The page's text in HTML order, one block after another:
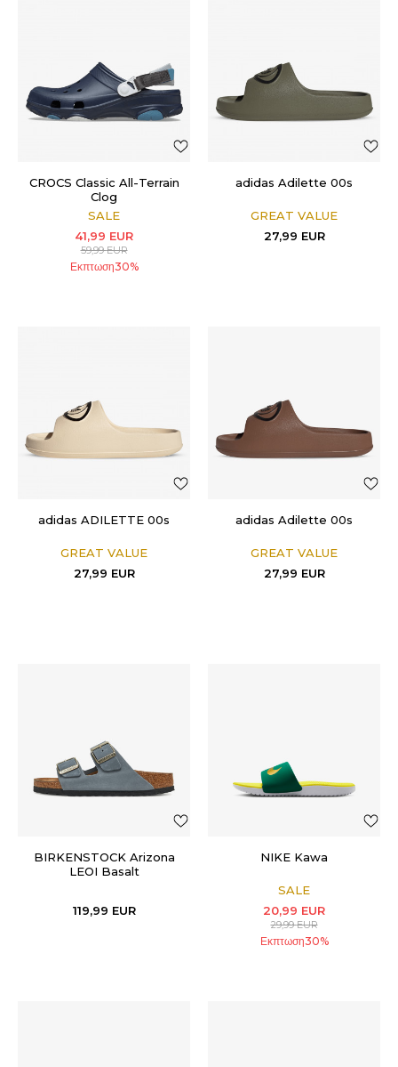
CROCS Classic All-Terrain
Clog
SALE
41,99 EUR
59,99EUR
Εκπτωση30%
adidas Adilette 00s
GREAT VALUE
27,99 EUR
adidas ADILETTE 00s
GREAT VALUE
27,99 EUR
adidas Adilette 00s
GREAT VALUE
27,99 EUR
BIRKENSTOCK Arizona
LEOI Basalt
119,99 EUR
NIKE Kawa
SALE
20,99 EUR
29,99EUR
Εκπτωση30%